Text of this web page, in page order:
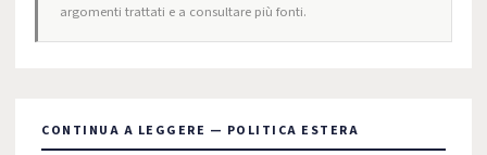
argomenti trattati e a consultare più fonti.
CONTINUA A LEGGERE — POLITICA ESTERA